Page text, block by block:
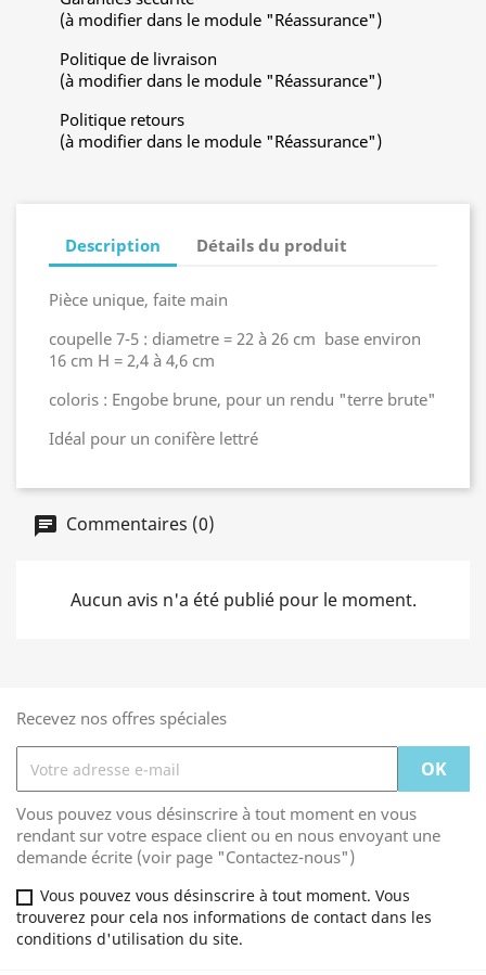
(à modifier dans le module "Réassurance")
Politique de livraison
(à modifier dans le module "Réassurance")
Politique retours
(à modifier dans le module "Réassurance")
Description Détails du produit
Pièce unique, faite main
coupelle 7-5 : diametre = 22 à 26 cm base environ
16 cm H = 2,4 à 4,6 cm
coloris : Engobe brune, pour un rendu "terre brute"
Idéal pour un conifère lettré
Commentaires (0)
Aucun avis n'a été publié pour le moment.
Recevez nos offres spéciales
Vous pouvez vous désinscrire à tout moment en vous
rendant sur votre espace client ou en nous envoyant une
demande écrite (voir page "Contactez-nous")
Vous pouvez vous désinscrire à tout moment. Vous
trouverez pour cela nos informations de contact dans les
conditions d'utilisation du site.